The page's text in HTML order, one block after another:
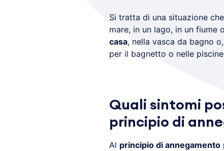
Si tratta di una situazione
mare, in un lago, in un fiume
casa, nella vasca da bagno
per il bagnetto o nelle
Quali sintomi
principio di
Al principio di annegamento